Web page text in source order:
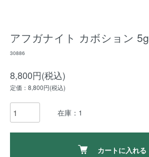
アフガナイト カボション 5g
30886
8,800円(税込)
定価：8,800円(税込)
在庫：1
カートに入れる